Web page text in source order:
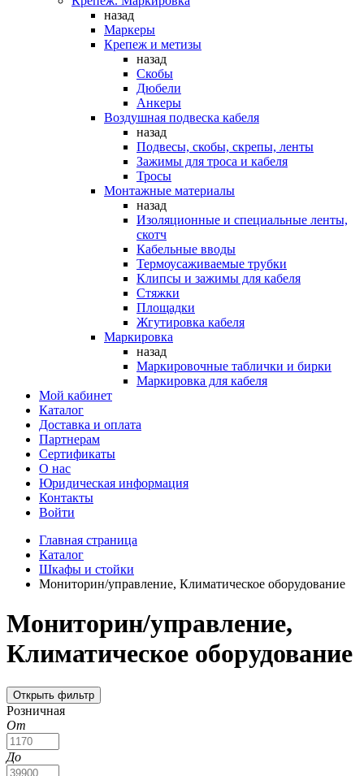
назад
Маркеры
Крепеж и метизы
назад
Скобы
Дюбели
Анкеры
Воздушная подвеска кабеля
назад
Подвесы, скобы, скрепы, ленты
Зажимы для троса и кабеля
Тросы
Монтажные материалы
назад
Изоляционные и специальные ленты,
скотч
Кабельные вводы
Термоусаживаемые трубки
Клипсы и зажимы для кабеля
Стяжки
Площадки
Жгутировка кабеля
Маркировка
назад
Маркировочные таблички и бирки
Маркировка для кабеля
Мой кабинет
Каталог
Доставка и оплата
Партнерам
Сертификаты
О нас
Юридическая информация
Контакты
Войти
Главная страница
Каталог
Шкафы и стойки
Мониторин/управление, Климатическое оборудование
Мониторин/управление,
Климатическое оборудование
Открыть фильтр
Розничная
От
До